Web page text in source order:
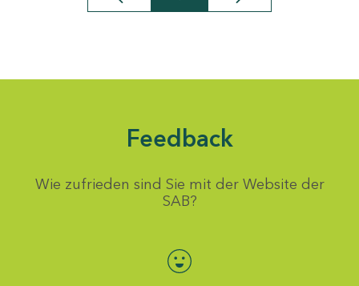
Feedback
Wie zufrieden sind Sie mit der Website der
SAB?
Bewertung auswählen